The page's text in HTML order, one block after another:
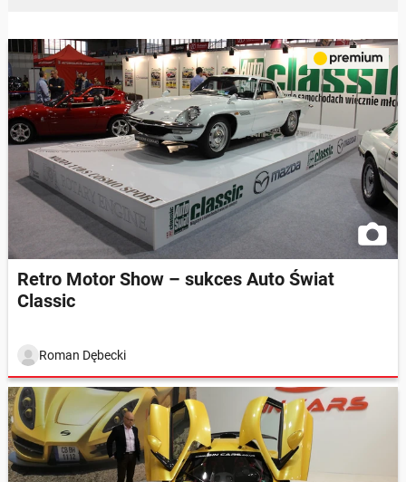
Retro Motor Show – sukces Auto Świat
Classic
Roman Dębecki